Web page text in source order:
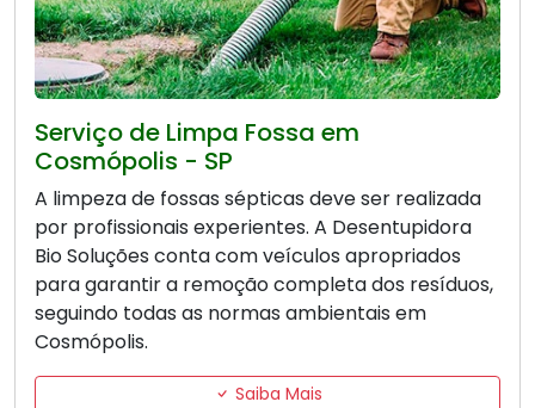
Serviço de Limpa Fossa em
Cosmópolis - SP
A limpeza de fossas sépticas deve ser realizada
por profissionais experientes. A Desentupidora
Bio Soluções conta com veículos apropriados
para garantir a remoção completa dos resíduos,
seguindo todas as normas ambientais em
Cosmópolis.
Saiba Mais